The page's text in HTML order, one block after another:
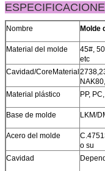
Nombre Molde
Material del molde
45#,
etc
Cavidad/CoreMaterial
Material plástico
PP,
Base de molde LKM/
Acero del molde
o su
Cavidad